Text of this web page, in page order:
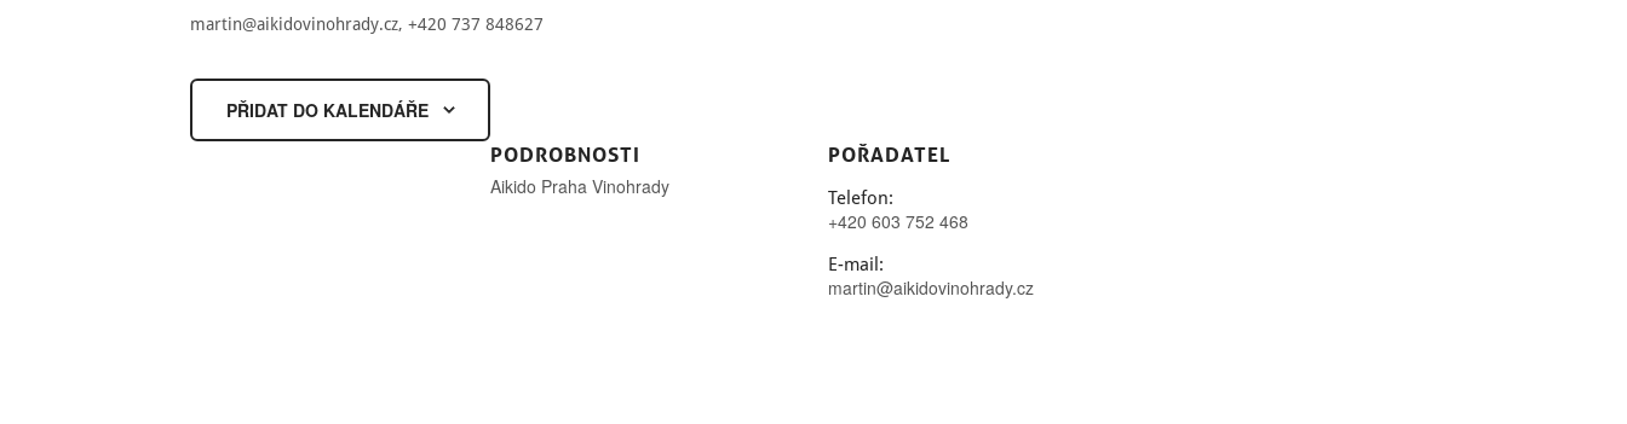
martin@aikidovinohrady.cz, +420 737 848627
PŘIDAT DO KALENDÁŘE
PODROBNOSTI
Aikido Praha Vinohrady
POŘADATEL
Telefon:
+420 603 752 468
E-mail:
martin@aikidovinohrady.cz